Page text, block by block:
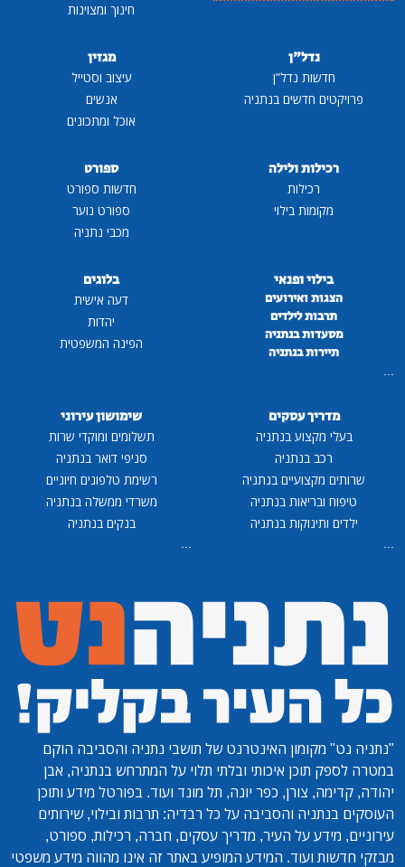
חינוך ומצוינות
נדל"ן
חדשות נדל"ן
פרויקטים חדשים בנתניה
מגזין
עיצוב וסטייל
אנשים
אוכל ומתכונים
רכילות ולילה
רכילות
מקומות בילוי
ספורט
חדשות ספורט
ספורט נוער
מכבי נתניה
בילוי ופנאי
הצגות ואירועים
תרבות לילדים
מסעדות בנתניה
תיירות בנתניה
...
בלוגים
דעה אישית
יהדות
הפינה המשפטית
מדריך עסקים
בעלי מקצוע בנתניה
רכב בנתניה
שרותים מקצועיים בנתניה
טיפוח ובריאות בנתניה
ילדים ותינוקות בנתניה
...
שימושון עירוני
תשלומים ומוקדי שרות
סניפי דואר בנתניה
רשימת טלפונים חיוניים
משרדי ממשלה בנתניה
בנקים בנתניה
...
"נתניה נט" מקומון האינטרנט של תושבי נתניה והסביבה הוקם
במטרה לספק תוכן איכותי ובלתי תלוי על המתרחש בנתניה, אבן
יהודה, קדימה, צורן, כפר יונה, תל מונד ועוד. בפורטל מידע ותוכן
העוסקים בנתניה והסביבה על כל רבדיה: תרבות ובילוי, שירותים
עירוניים, מידע על העיר, מדריך עסקים, חברה, רכילות, ספורט,
מבזקי חדשות ועוד. המידע המופיע באתר זה אינו מהווה מידע משפטי